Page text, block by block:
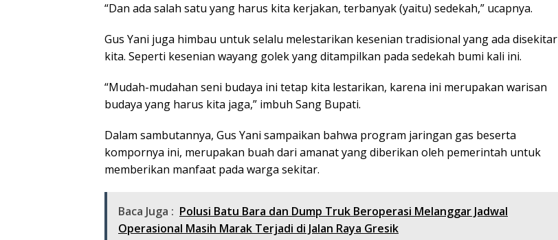
“Dan ada salah satu yang harus kita kerjakan, terbanyak (yaitu) sedekah,” ucapnya.
Gus Yani juga himbau untuk selalu melestarikan kesenian tradisional yang ada disekitar
kita. Seperti kesenian wayang golek yang ditampilkan pada sedekah bumi kali ini.
“Mudah-mudahan seni budaya ini tetap kita lestarikan, karena ini merupakan warisan
budaya yang harus kita jaga,” imbuh Sang Bupati.
Dalam sambutannya, Gus Yani sampaikan bahwa program jaringan gas beserta
kompornya ini, merupakan buah dari amanat yang diberikan oleh pemerintah untuk
memberikan manfaat pada warga sekitar.
Baca Juga : Polusi Batu Bara dan Dump Truk Beroperasi Melanggar Jadwal
Operasional Masih Marak Terjadi di Jalan Raya Gresik